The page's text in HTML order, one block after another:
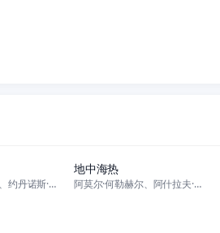
赞恩·阿尔·拉菲亚、约丹诺斯·希费罗、博鲁瓦蒂夫·特雷杰·班科尔、卡萨尔
地中海热
阿莫尔·何勒赫尔、阿什拉夫·法拉哈、Anat Hadid、Samir E